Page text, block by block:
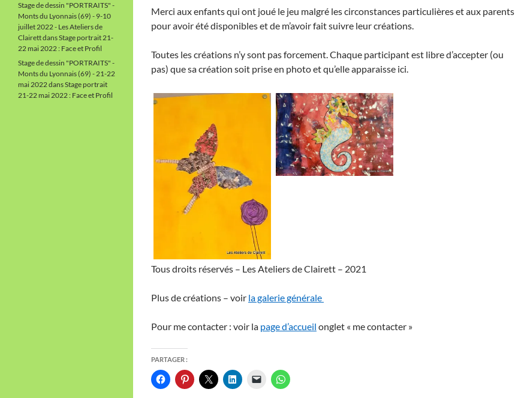
Merci aux enfants qui ont joué le jeu malgré les circonstances particulières et aux parents
pour avoir été disponibles et de m’avoir fait suivre leur créations.
Toutes les créations n’y sont pas forcement. Chaque participant est libre d’accepter (ou
pas) que sa création soit prise en photo et qu’elle apparaisse ici.
Tous droits réservés – Les Ateliers de Clairett – 2021
Plus de créations – voir la galerie générale
Pour me contacter : voir la page d’accueil onglet « me contacter »
PARTAGER :
Stage de dessin "PORTRAITS" -
Monts du Lyonnais (69) - 9-10
juillet 2022 - Les Ateliers de
ClairettdansStage portrait 21-
22 mai 2022 : Face et Profil
Stage de dessin "PORTRAITS" -
Monts du Lyonnais (69) - 21-22
mai 2022dansStage portrait
21-22 mai 2022 : Face et Profil